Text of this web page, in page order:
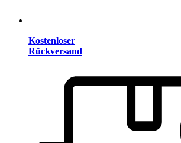
Kostenloser
Rückversand